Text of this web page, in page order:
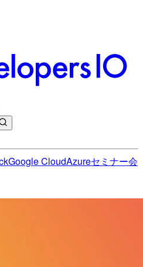
Google CloudAzureセミナー会